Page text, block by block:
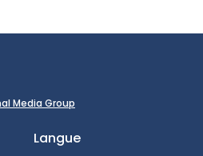
Media Group
Langue